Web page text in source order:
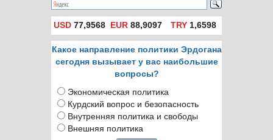
USD 77,9568 EUR 88,9097 TRY1,6598
Какое направление политики Эрдогана
сегодня вызывает у вас наибольшие
вопросы?
Экономическая политика
Курдский вопрос и безопасность
Внутренняя политика и свободы
Внешняя политика